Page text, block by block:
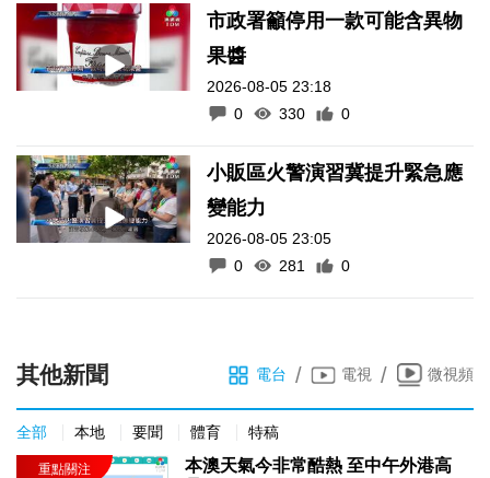
市政署籲停用一款可能含異物
果醬
2026-08-05 23:18
0
330 0
小販區火警演習冀提升緊急應
變能力
2026-08-05 23:05
0
281 0
其他新聞 電台 / 電視 / 微視頻
全部 本地 要聞 體育 特稿
本澳天氣今非常酷熱 至中午外港高